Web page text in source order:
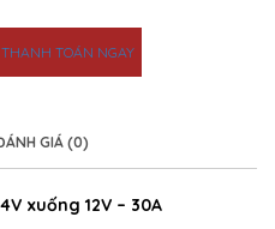
THANH TOÁN NGAY
GIÁ (0)
xuống 12V – 30A